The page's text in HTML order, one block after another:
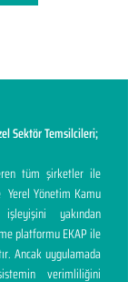
Sektör Temsilcileri;
tüm şirketler ile
Yönetim Kamu
yakından
platformu EKAP ile
Ancak uygulamada
verimliliğini